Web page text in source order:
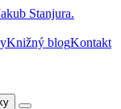
Knižný blogKontakt